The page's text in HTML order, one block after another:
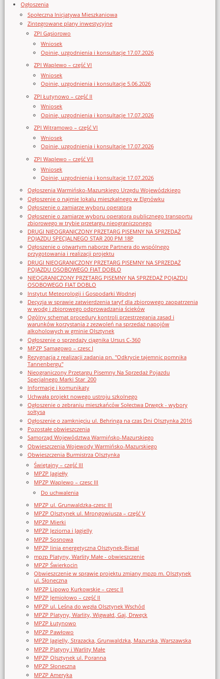
Ogłoszenia
Społeczna Inicjatywa Mieszkaniowa
Zintegrowane plany inwestycyjne
ZPI Gąsiorowo
Wniosek
Opinie, uzgodnienia i konsultacje 17.07.2026
ZPI Waplewo – część VI
Wniosek
Opinie, uzgodnienia i konsultacje 5.06.2026
ZPI Łutynowo – część II
Wniosek
Opinie, uzgodnienia i konsultacje 17.07.2026
ZPI Witramowo – część VI
Wniosek
Opinie, uzgodnienia i konsultacje 17.07.2026
ZPI Waplewo – część VII
Wniosek
Opinie, uzgodnienia i konsultacje 17.07.2026
Ogłoszenia Warmińsko-Mazurskiego Urzędu Wojewódzkiego
Ogłoszenie o najmie lokalu mieszkalnego w Elgnówku
Ogłoszenie o zamiarze wyboru operatora
Ogłoszenie o zamiarze wyboru operatora publicznego transportu
zbiorowego w trybie przetargu nieograniczonego
DRUGI NIEOGRANICZONY PRZETARG PISEMNY NA SPRZEDAŻ
POJAZDU SPECJALNEGO STAR 200 PM 18P
Ogłoszenie o otwartym naborze Partnera do wspólnego
przygotowania i realizacji projektu
DRUGI NIEOGRANICZONY PRZETARG PISEMNY NA SPRZEDAŻ
POJAZDU OSOBOWEGO FIAT DOBLO
NIEOGRANICZONY PRZETARG PISEMNY NA SPRZEDAŻ POJAZDU
OSOBOWEGO FIAT DOBLO
Instytut Meteorologii i Gospodarki Wodnej
Decyzja w sprawie zatwierdzenia taryf dla zbiorowego zaopatrzenia
w wodę i zbiorowego odprowadzania ścieków
Ogólny schemat procedury kontroli przestrzegania zasad i
warunków korzystania z zezwoleń na sprzedaż napojów
alkoholowych w gminie Olsztynek
Ogłoszenie o sprzedaży ciągnika Ursus C-360
MPZP Samagowo – czesc I
Rezygnacja z realizacji zadania pn. "Odkrycie tajemnic pomnika
Tannenbergu"
Nieograniczony Przetargu Pisemny Na Sprzedaż Pojazdu
Specjalnego Marki Star_200
Informacje i komunikaty
Uchwała projekt nowego ustroju szkolnego
Ogłoszenie o zebraniu mieszkańców Sołectwa Drwęck - wybory
sołtysa
Ogłoszenie o zamknięciu ul. Behringa na czas Dni Olsztynka 2016
Pozostałe obwieszczenia
Samorząd Województwa Warmińsko-Mazurskiego
Obwieszczenia Wojewody Warmińsko-Mazurskiego
Obwieszczenia Burmistrza Olsztynka
Świętajny – część III
MPZP Jagiełły
MPZP Waplewo – czesc III
Do uchwalenia
MPZP ul. Grunwaldzka-czesc III
MPZP Olsztynek ul. Mrongowiusza – część V
MPZP Mierki
MPZP Jeziorna i Jagielly
MPZP Sosnowa
MPZP linia energetyczna Olsztynek-Biesal
mpzp Platyny, Warlity Małe - obwieszczenie
MPZP Świerkocin
Obwieszczenie w sprawie projektu zmiany mpzp m. Olsztynek
ul. Słoneczna
MPZP Lipowo Kurkowskie – czesc II
MPZP Jemiołowo – część II
MPZP ul. Leśna do węzła Olsztynek Wschód
MPZP Platyny, Warlity, Wigwałd, Gaj, Drwęck
MPZP Łutynowo
MPZP Pawłowo
MPZP Jagielly, Strazacka, Grunwaldzka, Mazurska, Warszawska
MPZP Platyny i Warlity Małe
MPZP Olsztynek ul. Poranna
MPZP Słoneczna
MPZP Ameryka